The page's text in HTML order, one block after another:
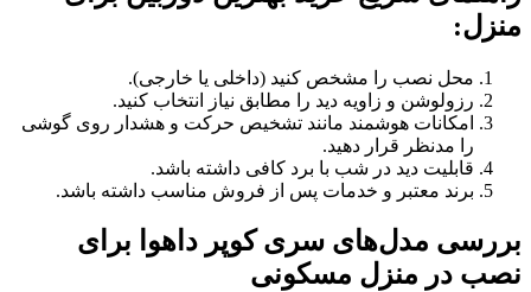
منزل:
محل نصب را مشخص کنید (داخلی یا خارجی).
رزولوشن و زاویه دید را مطابق نیاز انتخاب کنید.
امکانات هوشمند مانند تشخیص حرکت و هشدار روی گوشی
را مدنظر قرار دهید.
قابلیت دید در شب با برد کافی داشته باشد.
برند معتبر و خدمات پس از فروش مناسب داشته باشد.
بررسی مدل‌های سری کوپر داهوا برای
نصب در منزل مسکونی